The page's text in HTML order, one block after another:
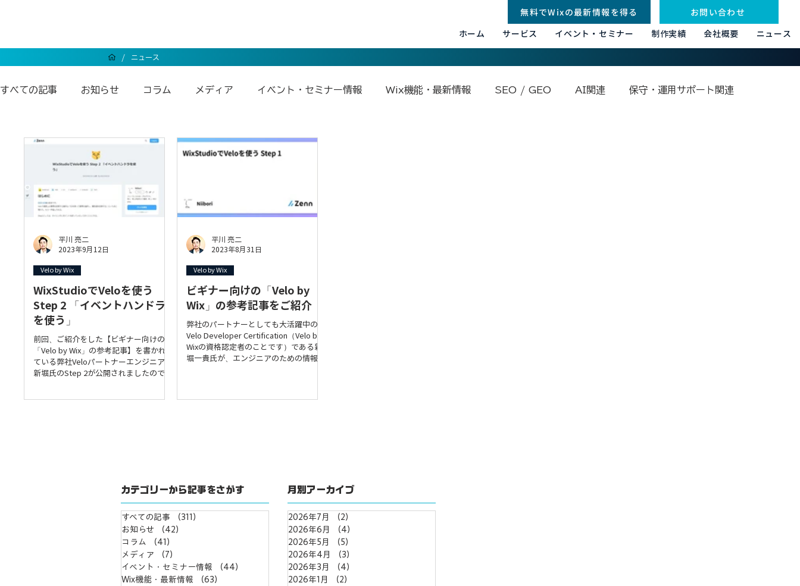
無料でWixの最新情報を得る お問い合わせ
ホーム サービス イベント・セミナー 制作実績 会社概要 ニュース
/ ニュース
すべての記事 お知らせ コラム メディア イベント・セミナー情報 Wix機能・最新情報 SEO / GEO AI関連 保守・運用サポート関連
Wixエンタープライズ Wixアンバサダー Wix.com関連
WixStudioでVeloを使う
Step 2 「イベントハンドラ
を使う」
前回、ご紹介をした【ビギナー向けの
「Velo by Wix」の参考記事】を書かれ
ている弊社Veloパートナーエンジニアの
新堀氏のStep 2が公開されましたので、
Velo by Wix
平川 亮二
2023年9月12日
ビギナー向けの「Velo by
Wix」の参考記事をご紹介
弊社のパートナーとしても大活躍中の
Velo Developer Certification（Velo by
Wixの資格認定者のことです）である新
堀一貴氏が、エンジニアのための情報共
Velo by Wix
平川 亮二
2023年8月31日
カテゴリーから記事をさがす
すべての記事 （311）
お知らせ
（42）
コラム
（41）
メディア
（7）
イベント・セミナー情報
（44）
Wix機能・最新情報
（63）
月別アーカイブ
2026年7月 （2）
2026年6月
（4）
2026年5月
（5）
2026年4月
（3）
2026年3月
（4）
2026年1月
（2）